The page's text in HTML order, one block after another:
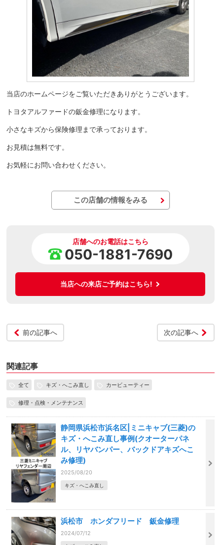
当店のホームページをご覧いただきありがとうございます。
トヨタアルファードの鈑金修理になります。
小さなキズから保険修理まで承っております。
お見積は無料です。
お気軽にお問い合わせください。
この店舗の情報をみる
店舗へのお電話はこちら
050-1881-7690
当店への来店ご予約はこちら!
前の記事へ 次の記事へ
関連記事
全て キズ・へこみ直し カービューティー
修理・点検・メンテナンス
静岡県浜松市浜名区|ミニキャブ(三菱)の
キズ・へこみ直し事例(クオーターパネ
ル、リヤバンパー、バックドアキズへこ
み修理)
2025/08/20
キズ・へこみ直し
浜松市 ホンダフリード 鈑金修理
2024/07/12